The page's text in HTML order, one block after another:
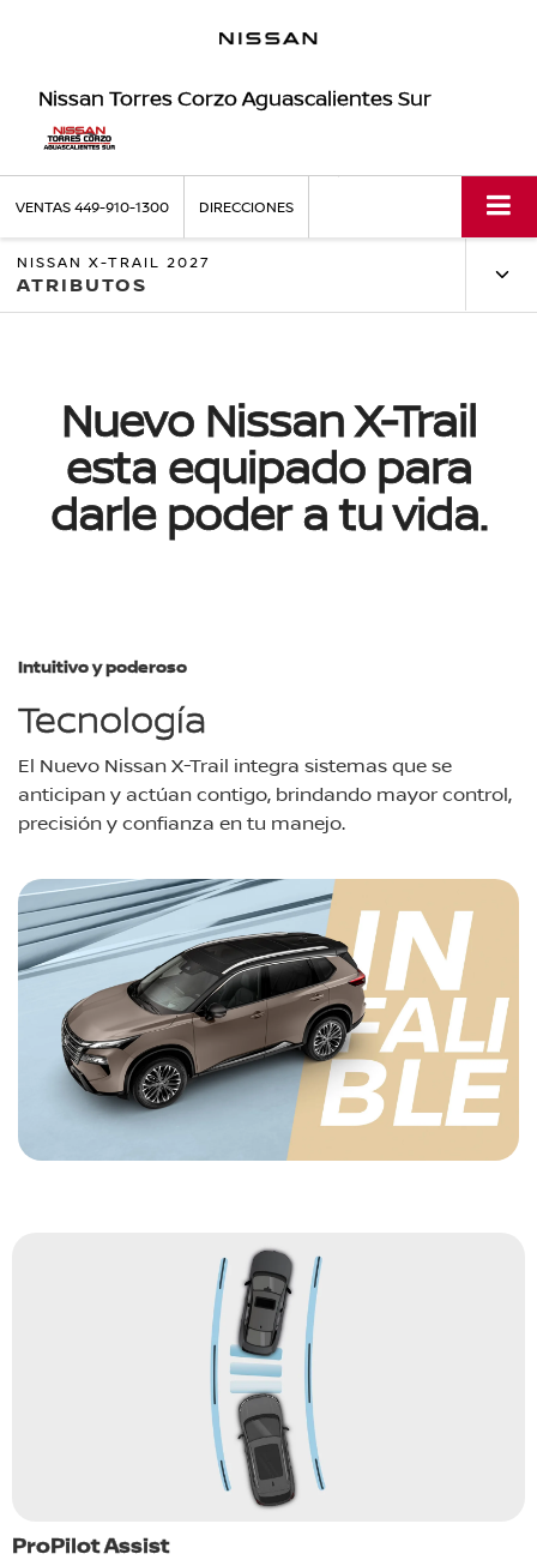
Nissan Torres Corzo Aguascalientes Sur
VENTAS449-910-1300 DIRECCIONES
NISSAN X-TRAIL 2027
ATRIBUTOS
Nuevo Nissan X-Trail
esta equipado para
darle poder a tu vida.
Intuitivo y poderoso
Tecnología
El Nuevo Nissan X-Trail integra sistemas que se
anticipan y actúan contigo, brindando mayor control,
precisión y confianza en tu manejo.
ProPilot Assist